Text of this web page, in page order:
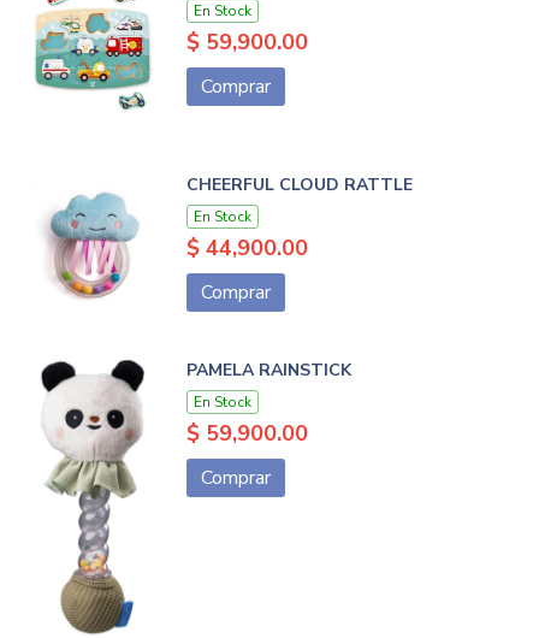
En Stock
$ 59,900.00
Comprar
CHEERFUL CLOUD RATTLE
En Stock
$ 44,900.00
Comprar
PAMELA RAINSTICK
En Stock
$ 59,900.00
Comprar